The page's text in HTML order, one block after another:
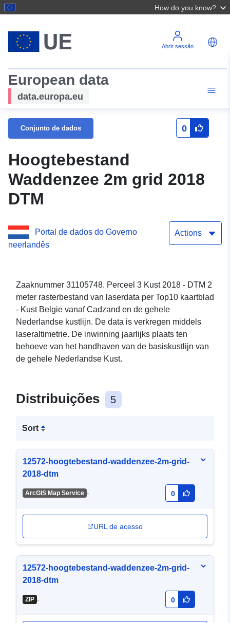
How do you know?
Abrir sessão
European data
data.europa.eu
Conjunto de dados 0
Hoogtebestand
Waddenzee 2m grid 2018
DTM
Portal de dados do Governo
neerlandês
Actions
Zaaknummer 31105748. Perceel 3 Kust 2018 - DTM 2
meter rasterbestand van laserdata per Top10 kaartblad
- Kust Belgie vanaf Cadzand en de gehele
Nederlandse kustlijn. De data is verkregen middels
laseraltimetrie. De inwinning jaarlijks plaats ten
behoeve van het handhaven van de basiskustlijn van
de gehele Nederlandse Kust.
Distribuições 5
Sort
12572-hoogtebestand-waddenzee-2m-grid-
2018-dtm
ArcGIS Map Service - 0
URL de acesso
12572-hoogtebestand-waddenzee-2m-grid-
2018-dtm
ZIP - 0